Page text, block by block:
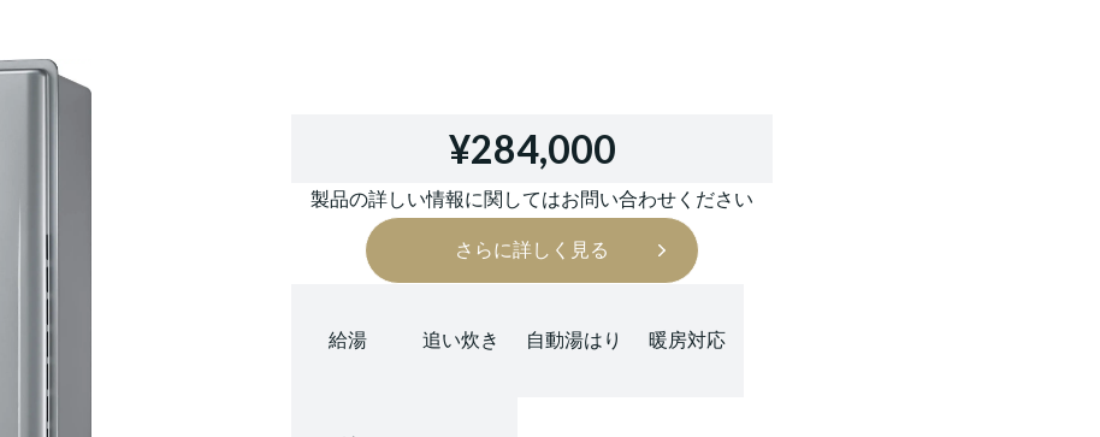
¥284,000
製品の詳しい情報に関してはお問い合わせください
さらに詳しく見る
給湯 追い炊き 自動湯はり 暖房対応